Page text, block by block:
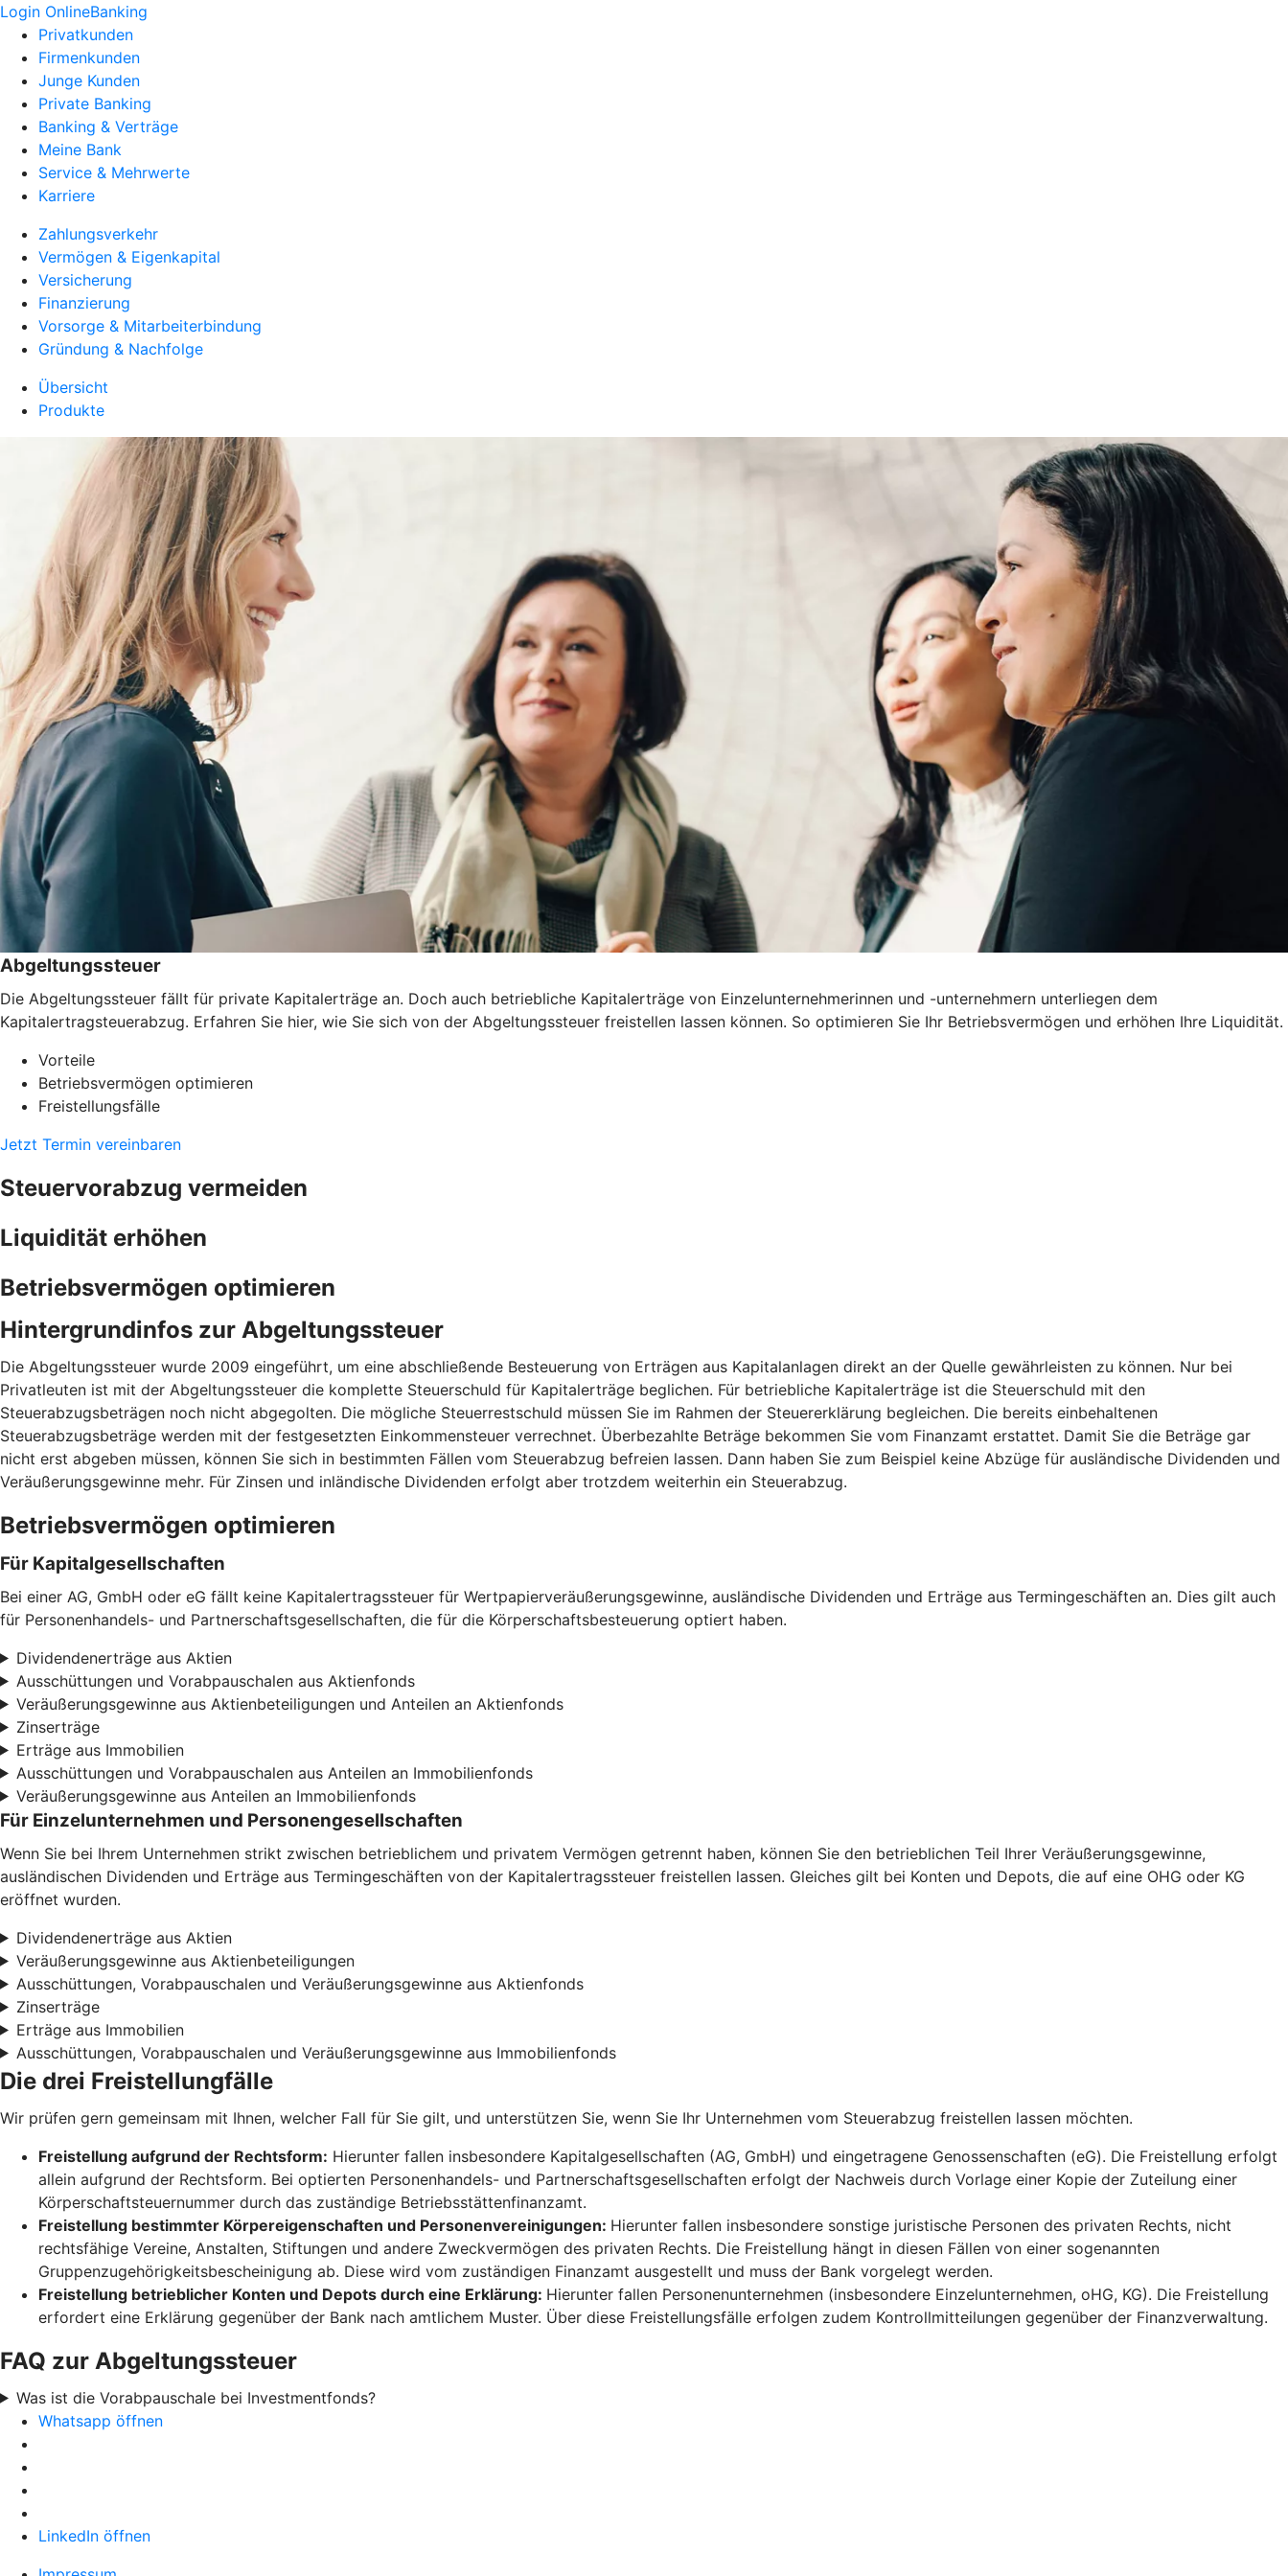
Login OnlineBanking
Privatkunden
Firmenkunden
Junge Kunden
Private Banking
Banking & Verträge
Meine Bank
Service & Mehrwerte
Karriere
Zahlungsverkehr
Vermögen & Eigenkapital
Versicherung
Finanzierung
Vorsorge & Mitarbeiterbindung
Gründung & Nachfolge
Übersicht
Produkte
Abgeltungssteuer
Die Abgeltungssteuer fällt für private Kapitalerträge an. Doch auch betriebliche Kapitalerträge von Einzelunternehmerinnen und -unternehmern unterliegen dem
Kapitalertragsteuerabzug. Erfahren Sie hier, wie Sie sich von der Abgeltungssteuer freistellen lassen können. So optimieren Sie Ihr Betriebsvermögen und erhöhen Ihre Liquidität.
Vorteile
Betriebsvermögen optimieren
Freistellungsfälle
Jetzt Termin vereinbaren
Steuervorabzug vermeiden
Liquidität erhöhen
Betriebsvermögen optimieren
Hintergrundinfos zur Abgeltungssteuer
Die Abgeltungssteuer wurde 2009 eingeführt, um eine abschließende Besteuerung von Erträgen aus Kapitalanlagen direkt an der Quelle gewährleisten zu können. Nur bei
Privatleuten ist mit der Abgeltungssteuer die komplette Steuerschuld für Kapitalerträge beglichen. Für betriebliche Kapitalerträge ist die Steuerschuld mit den
Steuerabzugsbeträgen noch nicht abgegolten. Die mögliche Steuerrestschuld müssen Sie im Rahmen der Steuererklärung begleichen. Die bereits einbehaltenen
Steuerabzugsbeträge werden mit der festgesetzten Einkommensteuer verrechnet. Überbezahlte Beträge bekommen Sie vom Finanzamt erstattet. Damit Sie die Beträge gar
nicht erst abgeben müssen, können Sie sich in bestimmten Fällen vom Steuerabzug befreien lassen. Dann haben Sie zum Beispiel keine Abzüge für ausländische Dividenden und
Veräußerungsgewinne mehr. Für Zinsen und inländische Dividenden erfolgt aber trotzdem weiterhin ein Steuerabzug.
Betriebsvermögen optimieren
Für Kapitalgesellschaften
Bei einer AG, GmbH oder eG fällt keine Kapitalertragssteuer für Wertpapierveräußerungsgewinne, ausländische Dividenden und Erträge aus Termingeschäften an. Dies gilt auch
für Personenhandels- und Partnerschaftsgesellschaften, die für die Körperschaftsbesteuerung optiert haben.
Dividendenerträge aus Aktien
Ausschüttungen und Vorabpauschalen aus Aktienfonds
Veräußerungsgewinne aus Aktienbeteiligungen und Anteilen an Aktienfonds
Zinserträge
Erträge aus Immobilien
Ausschüttungen und Vorabpauschalen aus Anteilen an Immobilienfonds
Veräußerungsgewinne aus Anteilen an Immobilienfonds
Für Einzelunternehmen und Personengesellschaften
Wenn Sie bei Ihrem Unternehmen strikt zwischen betrieblichem und privatem Vermögen getrennt haben, können Sie den betrieblichen Teil Ihrer Veräußerungsgewinne,
ausländischen Dividenden und Erträge aus Termingeschäften von der Kapitalertragssteuer freistellen lassen. Gleiches gilt bei Konten und Depots, die auf eine OHG oder KG
eröffnet wurden.
Dividendenerträge aus Aktien
Veräußerungsgewinne aus Aktienbeteiligungen
Ausschüttungen, Vorabpauschalen und Veräußerungsgewinne aus Aktienfonds
Zinserträge
Erträge aus Immobilien
Ausschüttungen, Vorabpauschalen und Veräußerungsgewinne aus Immobilienfonds
Die drei Freistellungfälle
Wir prüfen gern gemeinsam mit Ihnen, welcher Fall für Sie gilt, und unterstützen Sie, wenn Sie Ihr Unternehmen vom Steuerabzug freistellen lassen möchten.
Freistellung aufgrund der Rechtsform: Hierunter fallen insbesondere Kapitalgesellschaften (AG, GmbH) und eingetragene Genossenschaften (eG). Die Freistellung erfolgt
allein aufgrund der Rechtsform. Bei optierten Personenhandels- und Partnerschaftsgesellschaften erfolgt der Nachweis durch Vorlage einer Kopie der Zuteilung einer
Körperschaftsteuernummer durch das zuständige Betriebsstättenfinanzamt.
Freistellung bestimmter Körpereigenschaften und Personenvereinigungen: Hierunter fallen insbesondere sonstige juristische Personen des privaten Rechts, nicht
rechtsfähige Vereine, Anstalten, Stiftungen und andere Zweckvermögen des privaten Rechts. Die Freistellung hängt in diesen Fällen von einer sogenannten
Gruppenzugehörigkeitsbescheinigung ab. Diese wird vom zuständigen Finanzamt ausgestellt und muss der Bank vorgelegt werden.
Freistellung betrieblicher Konten und Depots durch eine Erklärung: Hierunter fallen Personenunternehmen (insbesondere Einzelunternehmen, oHG, KG). Die Freistellung
erfordert eine Erklärung gegenüber der Bank nach amtlichem Muster. Über diese Freistellungsfälle erfolgen zudem Kontrollmitteilungen gegenüber der Finanzverwaltung.
FAQ zur Abgeltungssteuer
Was ist die Vorabpauschale bei Investmentfonds?
Whatsapp öffnen
LinkedIn öffnen